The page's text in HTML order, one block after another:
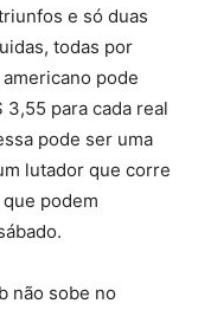
e só duas
todas por
pode
para cada real
pode ser uma
lutador que corre
podem
não sobe no